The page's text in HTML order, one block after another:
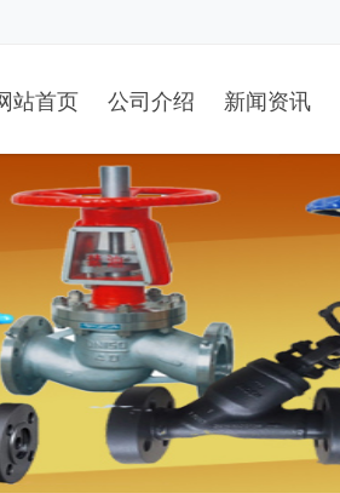
站首页 公司介绍 新闻资讯